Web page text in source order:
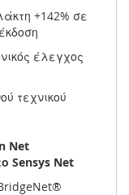
+142% σε
έλεγχος
τεχνικού
Net
Sensys Net